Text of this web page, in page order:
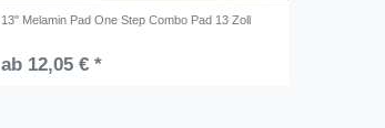
13" Melamin Pad One Step Combo Pad 13 Zoll
ab 12,05 € *